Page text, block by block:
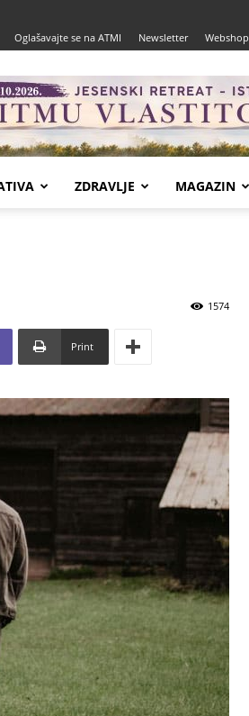
Oglašavajte se na ATMI Newsletter Webshop
ZDRAVLJE MAGAZIN
1574
Print